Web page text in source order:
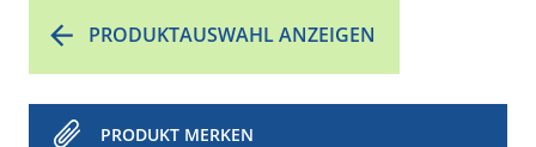
PRODUKTAUSWAHL ANZEIGEN
PRODUKT MERKEN